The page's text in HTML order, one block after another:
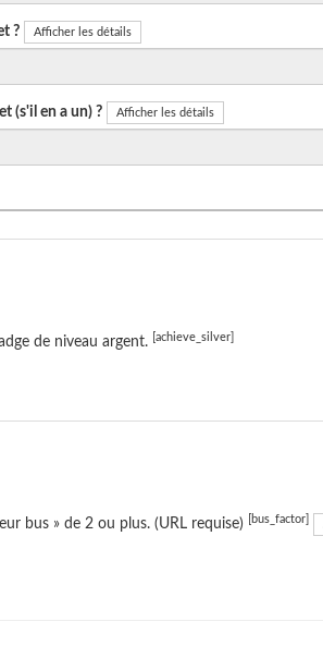
? Afficher les détails
(s'il en a un) ? Afficher les détails
de niveau argent. [achieve_silver]
bus » de 2 ou plus. (URL requise) [bus_factor]